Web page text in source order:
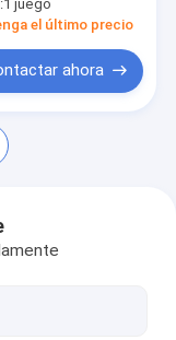
la bahía del LED
del LED
con
de aluminio,
1 juego
el último precio
ahora